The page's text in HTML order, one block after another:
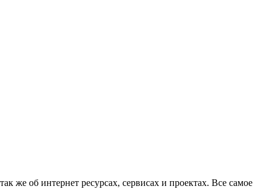
же об интернет ресурсах, сервисах и проектах. Все самое